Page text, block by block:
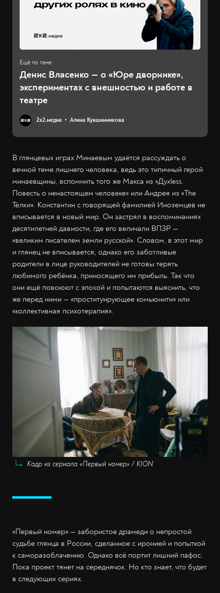
Денис Власенко — о «Юре дворнике»,
экспериментах с внешностью и работе в
театре
2х2.медиа Алина Кувшинникова
В глянцевых играх Минаевым удаётся рассуждать о
вечной теме лишнего человека, ведь это типичный герой
минаевщины, вспомнить того же Макса из «Духless.
Повесть о ненастоящем человеке» или Андрея из «The
Тёлки». Константин с говорящей фамилией Иноземцев не
вписывается в новый мир. Он застрял в воспоминаниях
десятилетней давности, где его величали ВПЗР —
«великим писателем земли русской». Словом, в этот мир
и глянец не вписывается, однако его заботливые
родители в лице руководителей не готовы терять
любимого ребёнка, приносящего им прибыль. Так что
они ещё повоюют с эпохой и попытаются выяснить, что
же перед ними — «проституирующее комьюнити» или
«коллективная психотерапия».
Кадр из сериала «Первый номер» / KION
«Первый номер» — забористое драмеди о непростой
судьбе глянца в России, сделанное с иронией и попыткой
к саморазоблачению. Однако всё портит лишний пафос.
Пока проект тянет на середнячок. Но кто знает, что будет
в следующих сериях.